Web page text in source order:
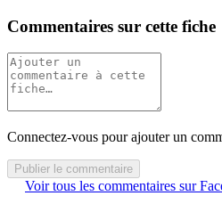
Commentaires sur cette fiche
Connectez-vous pour ajouter un
Publier le commentaire
Voir tous les commentaires sur